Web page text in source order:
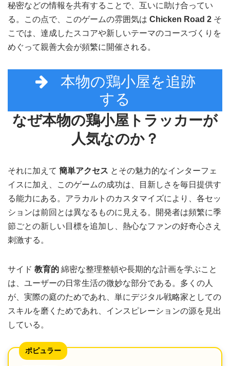
秘密などの情報を共有することで、互いに助け合ってい
る。この点で、このゲームの雰囲気は Chicken Road 2 そ
こでは、達成したスコアや新しいテーマのコースづくりを
めぐって親善大会が頻繁に開催される。
本物の鶏小屋を追跡
する
なぜ本物の鶏小屋トラッカーが
人気なのか？
それに加えて 簡単アクセス とその魅力的なインターフェ
イスに加え、このゲームの成功は、目新しさを毎日提供す
る能力にある。アラカルトのカスタマイズにより、各セッ
ションは前回とは異なるものに見える。開発者は頻繁に季
節ごとの新しい目標を追加し、熱心なファンの好奇心さえ
刺激する。
サイド 教育的 綿密な整理整頓や長期的な計画を学ぶこと
は、ユーザーの日常生活の微妙な部分である。多くの人
が、実際の庭のためであれ、単にデジタル戦略家としての
スキルを磨くためであれ、インスピレーションの源を見出
している。
ポピュラー